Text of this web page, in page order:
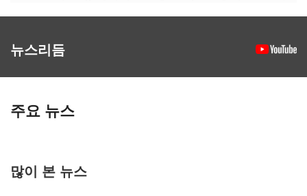
뉴스리듬
주요 뉴스
많이 본 뉴스